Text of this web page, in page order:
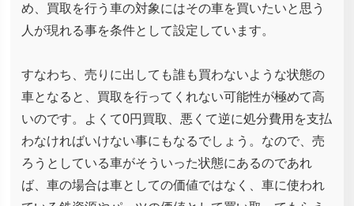
め、買取を行う車の対象にはその車を買いたいと思う
人が現れる事を条件として設定しています。
すなわち、売りに出しても誰も買わないような状態の
車となると、買取を行ってくれない可能性が極めて高
いのです。よくて0円買取、悪くて逆に処分費用を支払
わなければいけない事にもなるでしょう。なので、売
ろうとしている車がそういった状態にあるのであれ
ば、車の場合は車としての価値ではなく、車に使われ